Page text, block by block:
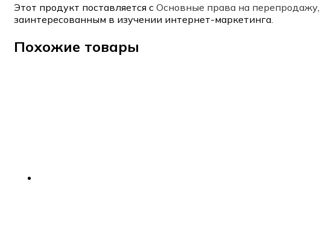
Этот продукт поставляется с Основные права на перепродажу
заинтересованным в изучении интернет-маркетинга.
Похожие товары